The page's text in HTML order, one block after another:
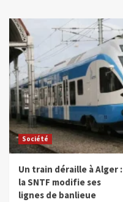
Société
Un train déraille à Alger :
la SNTF modifie ses
lignes de banlieue